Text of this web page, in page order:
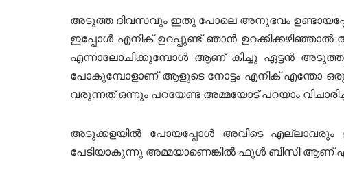
അടുത്ത ദിവസവും ഇതു പോലെ അനുഭവം
ഇപ്പോൾ എനിക് ഉറപ്പുണ്ട് ഞാൻ
എന്നാലോചിക്കുമ്പോൾ ആണ് കിച്ചു ഏട്ടൻ
പോകുമ്പോളാണ് ആളുടെ നോട്ടം എനിക് എന്തോ
വരുന്നത് ഒന്നും പറയേണ്ട അമ്മയോട് പറയാം
അടുക്കളയിൽ പോയപ്പോൾ അവിടെ എല്ലാവരും
പേടിയാകുന്നു അമ്മയാണെങ്കിൽ ഫുൾ ബിസി ആണ്